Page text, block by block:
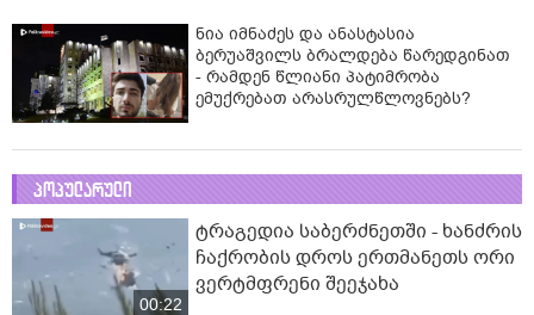
ნია იმნაძეს და ანასტასია
ბერუაშვილს ბრალდება წარედგინათ
- რამდენ წლიანი პატიმრობა
ემუქრებათ არასრულწლოვნებს?
პოპულარული
00:22
ტრაგედია საბერძნეთში - ხანძრის
ჩაქრობის დროს ერთმანეთს ორი
ვერტმფრენი შეეჯახა